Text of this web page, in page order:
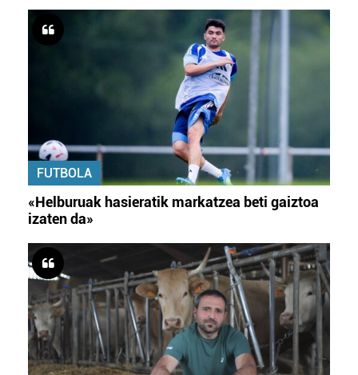
FUTBOLA
«Helburuak hasieratik markatzea beti gaiztoa
izaten da»